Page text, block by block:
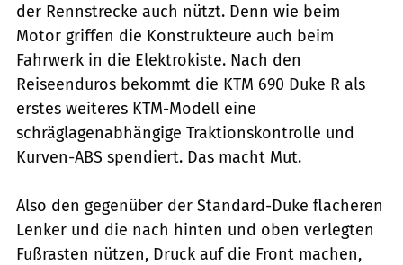
der Rennstrecke auch nützt. Denn wie beim
Motor griffen die Konstrukteure auch beim
Fahrwerk in die Elektrokiste. Nach den
Reiseenduros bekommt die KTM 690 Duke R als
erstes weiteres KTM-Modell eine
schräglagenabhängige Traktionskontrolle und
Kurven-ABS spendiert. Das macht Mut.
Also den gegenüber der Standard-Duke flacheren
Lenker und die nach hinten und oben verlegten
Fußrasten nützen, Druck auf die Front machen,